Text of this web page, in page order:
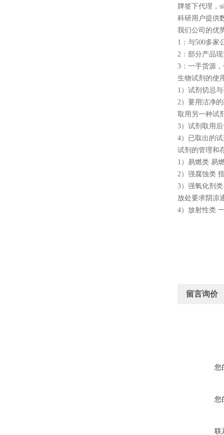
牌签下代理，
科研用户提供
我们公司的优
1 ：与500多家
2 ：部分产品
3 ：一手货源
生物试剂的使
1 ）试剂切忌
2）要用洁净
取用另一种试
3）试剂取用
4）已取出的
试剂的管理和
1 ）易燃类 易
2）强腐蚀类
3）强氧化剂
放处要求阴凉
4）放射性类
留言询价
您
您
联